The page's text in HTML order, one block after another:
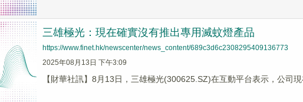
三雄極光：現在確實沒有推出專用滅蚊燈產品
https://www.finet.hk/newscenter/news_content/689c3d6c2308295409136773
2025年08月13日 下午3:09
【財華社訊】8月13日，三雄極光(300625.SZ)在互動平台表示，公司